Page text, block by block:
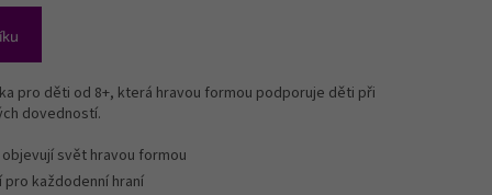
pro děti od 8+, která hravou formou podporuje děti při
dovedností.
svět hravou formou
pro každodenní hraní